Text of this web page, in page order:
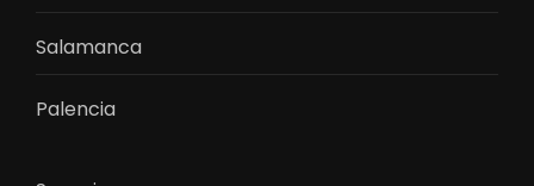
Salamanca
Palencia